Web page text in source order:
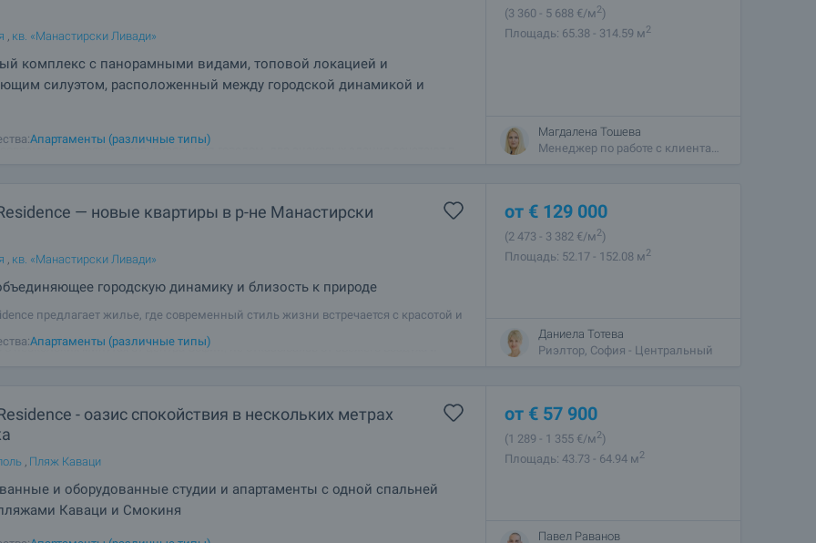
, кв. «Манастирски Ливади»
комплекс с панорамными видами, топовой локацией и
силуэтом, расположенный между городской динамикой и
by AMur - это проект высокого класса, призванный стать новой визитной
современной Софии. Возвышаясь над городом, два знаковых здания сочетают в
Апартаменты (различные типы)
(3 360 - 5 688 €/м2)
Площадь: 65.38 - 314.59 м2
Магдалена Тошева
Менеджер по работе с клиентами, София - Центральный
— новые квартиры в р-не Манастирски
, кв. «Манастирски Ливади»
городскую динамику и близость к природе
предлагает жилье, где современный стиль жизни встречается с красотой и
в нескольких минутах от центра Софии, не отказываясь от свежего воздуха и
Апартаменты (различные типы)
от € 129 000
(2 473 - 3 382 €/м2)
Площадь: 52.17 - 152.08 м2
Даниела Тотева
Риэлтор, София - Центральный
- оазис спокойствия в нескольких метрах
, Пляж Каваци
и оборудованные студии и апартаменты с одной спальней
Каваци и Смокиня
Вам апартаменты в действующем комплексе, расположенном всего в 300
от € 57 900
(1 289 - 1 355 €/м2)
Площадь: 43.73 - 64.94 м2
Павел Раванов